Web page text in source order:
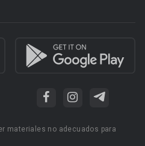
materiales no adecuados para